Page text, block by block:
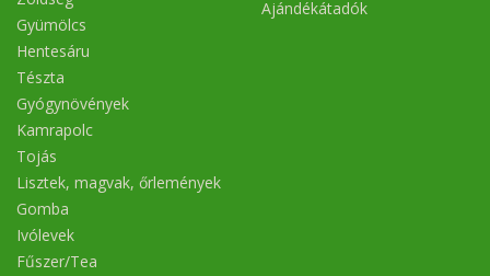
Gyümölcs
Hentesáru
Tészta
Gyógynövények
Kamrapolc
Tojás
Lisztek, magvak, őrlemények
Gomba
Ivólevek
Fűszer/Tea
Ajándékátadók